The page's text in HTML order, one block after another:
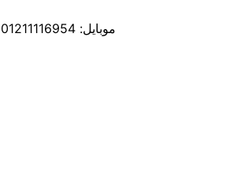
موبايل: 01211116954 – – 01211116956 – – 01211116958 – 01211116959 – 01211116962